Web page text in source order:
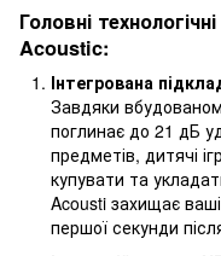
Головні
Acoustic:
Інтегрована
Завдяки
поглинає до 21 дБ
предметів, дитячі
купувати та
Acousti захищає
першої секунди